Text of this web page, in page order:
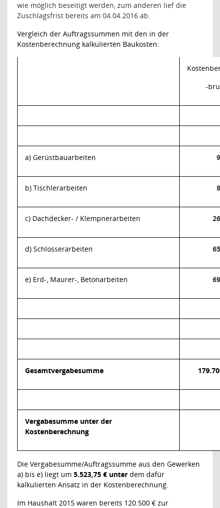
wie möglich beseitigt werden, zum anderen lief die
Zuschlagsfrist bereits am 04.04.2016 ab.
Vergleich der Auftragssummen mit den in der
Kostenberechnung kalkulierten Baukosten:
-
a) Gerüstbauarbeiten
b) Tischlerarbeiten
c) Dachdecker- / Klempnerarbeiten
d) Schlosserarbeiten
e) Erd-, Maurer-, Betonarbeiten
Gesamtvergabesumme
Vergabesumme unter der
Kostenberechnung
Die Vergabesumme/Auftragssumme aus den Gewerken
a) bis e) liegt um 5.523,75 € unter dem dafür
kalkulierten Ansatz in der Kostenberechnung.
Im Haushalt 2015 waren bereits 120.500 € zur